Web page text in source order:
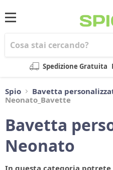
Menu
Spedizione Gratuita
Spio
Bavetta
Neonato_Bavette
Bavetta
Neonato